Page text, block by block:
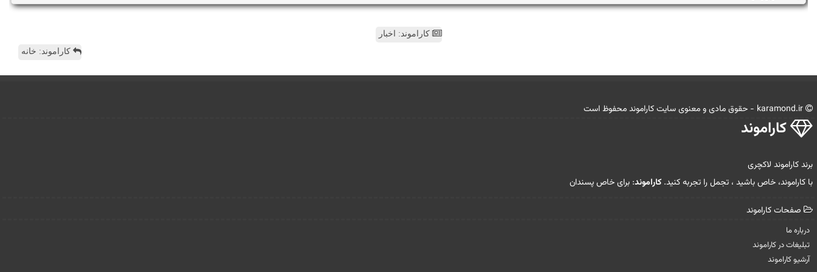
کاراموند: اخبار
کاراموند: خانه
كاراموند
برند کاراموند لاکچری
با کاراموند، خاص باشید ، تجمل را تجربه کنید. کاراموند: برای خاص پسندان
صفحات كاراموند
درباره ما
تبلیغات در كاراموند
آرشیو كاراموند